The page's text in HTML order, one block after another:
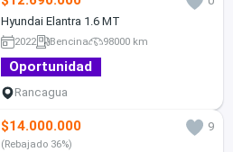
Hyundai Elantra 1.6 MT
2022 Bencina 98000 km
Oportunidad
Rancagua
$14.000.000 9
(Rebajado 36%)